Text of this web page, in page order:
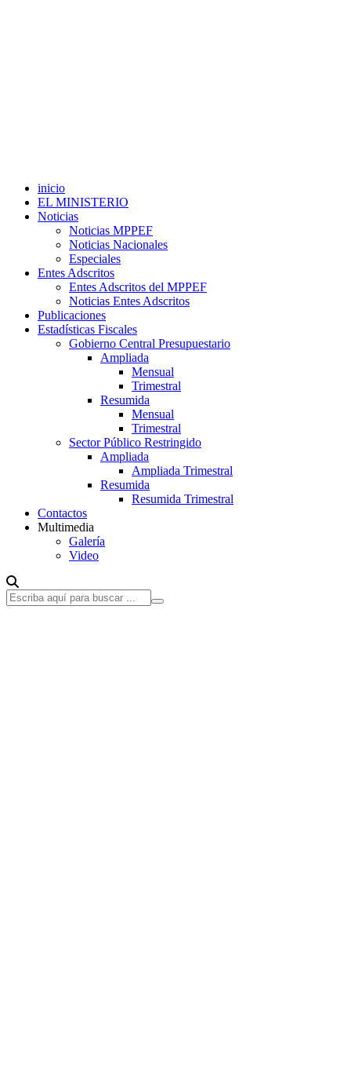
inicio
EL MINISTERIO
Noticias
Noticias MPPEF
Noticias Nacionales
Especiales
Entes Adscritos
Entes Adscritos del MPPEF
Noticias Entes Adscritos
Publicaciones
Estadísticas Fiscales
Gobierno Central Presupuestario
Ampliada
Mensual
Trimestral
Resumida
Mensual
Trimestral
Sector Público Restringido
Ampliada
Ampliada Trimestral
Resumida
Resumida Trimestral
Contactos
Multimedia
Galería
Video